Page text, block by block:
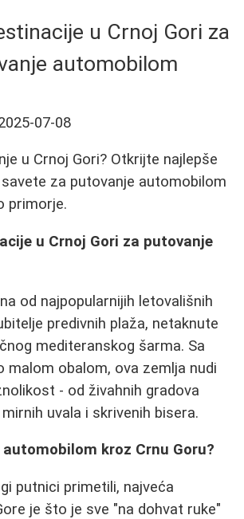
u Crnoj Gori za
automobilom
07-08
u Crnoj Gori? Otkrijte najlepše
za putovanje automobilom
primorje.
u Crnoj Gori za putovanje
od najpopularnijih letovališnih
predivnih plaža, netaknute
mediteranskog šarma. Sa
malom obalom, ova zemlja nudi
- od živahnih gradova
uvala i skrivenih bisera.
kroz Crnu Goru?
putnici primetili, najveća
je što je sve "na dohvat ruke"